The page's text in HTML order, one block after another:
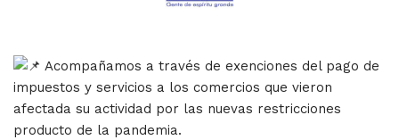
Acompañamos a través de exenciones del pago de
impuestos y servicios a los comercios que vieron
afectada su actividad por las nuevas restricciones
producto de la pandemia.